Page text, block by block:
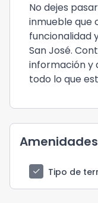
No dejes
inmueble que
funcionalidad
San José.
información y
todo lo que
check Tipo de